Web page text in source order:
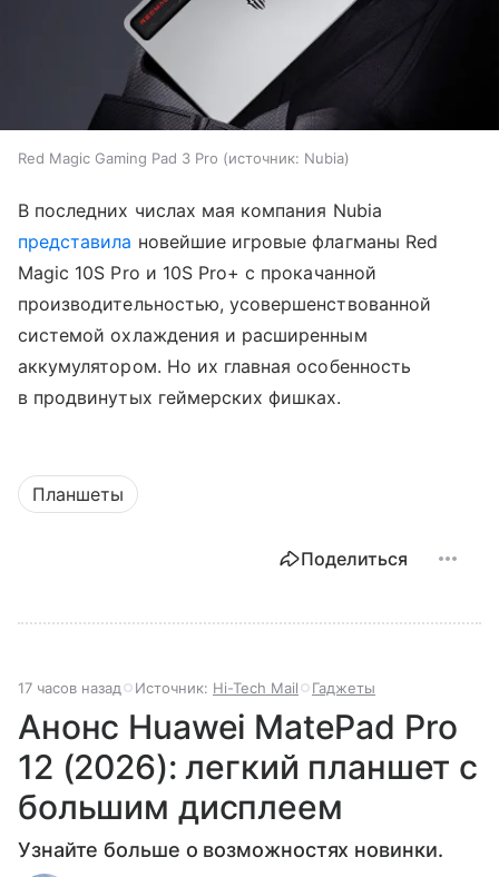
Red Magic Gaming Pad 3 Pro источник: Nubia
В последних числах мая компания Nubia
представила новейшие игровые флагманы Red
Magic 10S Pro и 10S Pro+ с прокачанной
производительностью, усовершенствованной
системой охлаждения и расширенным
аккумулятором. Но их главная особенность
в продвинутых геймерских фишках.
Планшеты
Поделиться
17 часов назад Источник: Hi-Tech Mail Гаджеты
Анонс Huawei MatePad Pro
12 (2026): легкий планшет с
большим дисплеем
Узнайте больше о возможностях новинки.